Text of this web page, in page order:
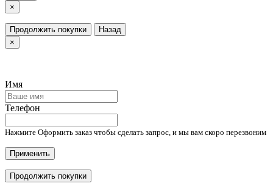
×
Продолжить покупки
Назад
×
Имя
Телефон
Нажмите Оформить заказ чтобы сделать запрос, и мы вам скоро перезвоним
Применить
Продолжить покупки